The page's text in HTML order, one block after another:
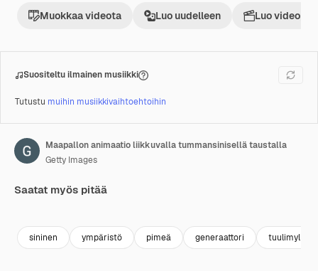
Muokkaa videota Luo uudelleen Luo
Suositeltu ilmainen musiikki
Tutustu muihin musiikkivaihtoehtoihin
Maapallon animaatio liikkuvalla tummansinisellä taustalla
Getty Images
Saatat myös pitää
sininen ympäristö pimeä generaattori tuulimylly